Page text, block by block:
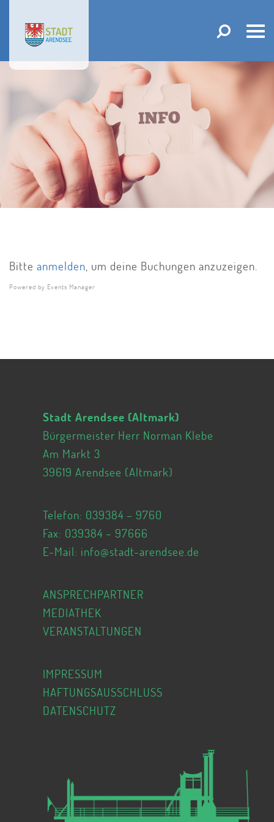
Bitte anmelden, um deine Buchungen anzuzeigen.
Powered by Events Manager
Stadt Arendsee (Altmark)
Bürgermeister Herr Norman Klebe
Am Markt 3
39619 Arendsee (Altmark)
Telefon: 039384 – 9760
Fax: 039384 – 97666
E-Mail: info@stadt-arendsee.de
ANSPRECHPARTNER
MEDIATHEK
VERANSTALTUNGEN
IMPRESSUM
HAFTUNGSAUSSCHLUSS
DATENSCHUTZ